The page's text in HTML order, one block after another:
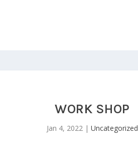
WORK SHOP
Jan 4, 2022 | Uncategorized